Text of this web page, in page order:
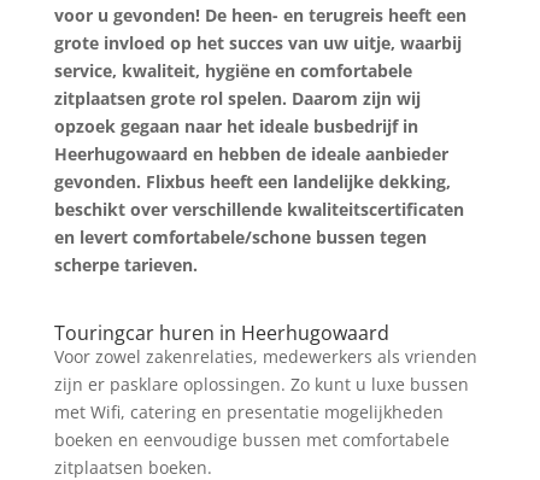
voor u gevonden! De heen- en terugreis heeft een
grote invloed op het succes van uw uitje, waarbij
service, kwaliteit, hygiëne en comfortabele
zitplaatsen grote rol spelen. Daarom zijn wij
opzoek gegaan naar het ideale busbedrijf in
Heerhugowaard en hebben de ideale aanbieder
gevonden. Flixbus heeft een landelijke dekking,
beschikt over verschillende kwaliteitscertificaten
en levert comfortabele/schone bussen tegen
scherpe tarieven.
Touringcar huren in Heerhugowaard
Voor zowel zakenrelaties, medewerkers als vrienden
zijn er pasklare oplossingen. Zo kunt u luxe bussen
met Wifi, catering en presentatie mogelijkheden
boeken en eenvoudige bussen met comfortabele
zitplaatsen boeken.